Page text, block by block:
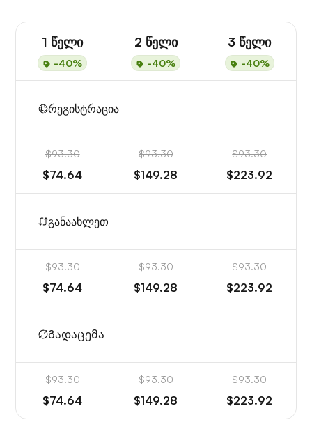
1 წელი
-40%
2 წელი
-40%
3 წელი
-40%
რეგისტრაცია
$93.30
$74.64
$93.30
$149.28
$93.30
$223.92
განაახლეთ
$93.30
$74.64
$93.30
$149.28
$93.30
$223.92
Გადაცემა
$93.30
$74.64
$93.30
$149.28
$93.30
$223.92